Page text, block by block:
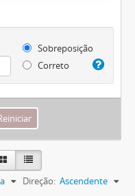
Sobreposição
Correto
Direção: Ascendente